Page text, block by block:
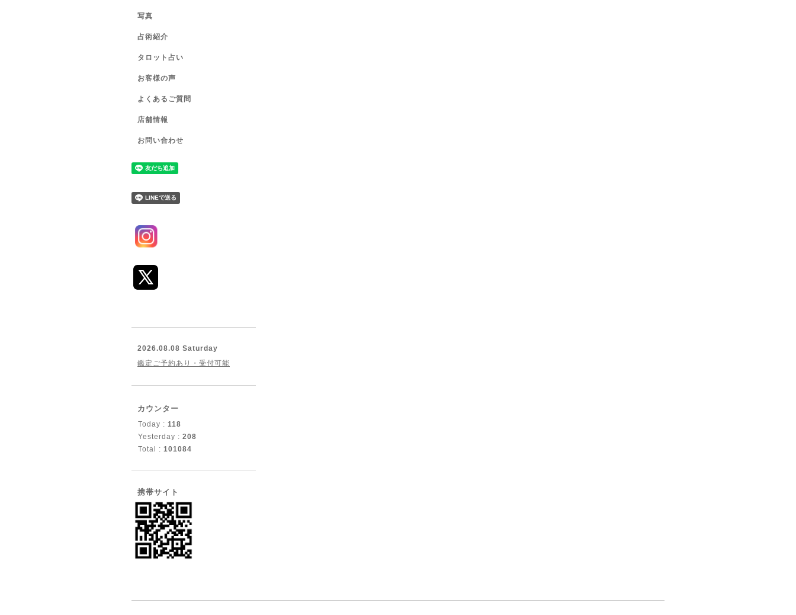
写真
占術紹介
タロット占い
お客様の声
よくあるご質問
店舗情報
お問い合わせ
2026.08.08 Saturday
鑑定ご予約あり・受付可能
カウンター
Today : 118
Yesterday : 208
Total : 101084
携帯サイト